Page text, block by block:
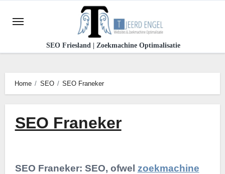
naar
SEO Friesland | Zoekmachine Optimalisatie
Home SEO SEO Franeker
SEO Franeker
SEO Franeker: SEO, ofwel zoekmachine